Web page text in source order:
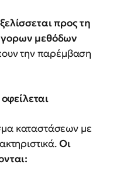
προς τη
μεθόδων
την παρέμβαση
καταστάσεων με
Οι